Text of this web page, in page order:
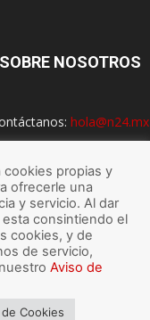
SOBRE NOSOTROS
hola@n24.mx
SÍGUENOS
Economía
cookies propias y
ofrecerle una
y servicio. Al dar
consintiendo el
cookies, y de
de servicio,
Aviso de
Cookies